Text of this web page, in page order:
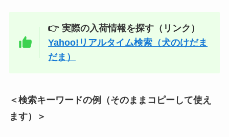
👉 実際の入荷情報を探す（リンク）
Yahoo!リアルタイム検索（犬のけだま
だま）
＜検索キーワードの例（そのままコピーして使え
ます）＞